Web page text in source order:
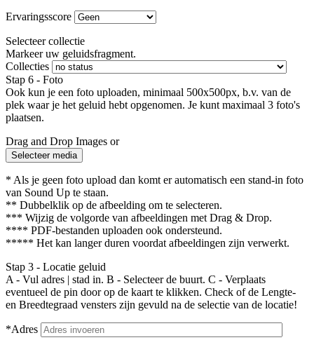
Ervaringsscore
Selecteer collectie
Markeer uw geluidsfragment.
Collecties
Stap 6 - Foto
Ook kun je een foto uploaden, minimaal 500x500px, b.v. van de
plek waar je het geluid hebt opgenomen. Je kunt maximaal 3 foto's
plaatsen.
Drag and Drop Images or
Selecteer media
* Als je geen foto upload dan komt er automatisch een stand-in foto
van Sound Up te staan.
** Dubbelklik op de afbeelding om te selecteren.
*** Wijzig de volgorde van afbeeldingen met Drag & Drop.
**** PDF-bestanden uploaden ook ondersteund.
***** Het kan langer duren voordat afbeeldingen zijn verwerkt.
Stap 3 - Locatie geluid
A - Vul adres | stad in. B - Selecteer de buurt. C - Verplaats
eventueel de pin door op de kaart te klikken. Check of de Lengte-
en Breedtegraad vensters zijn gevuld na de selectie van de locatie!
*Adres